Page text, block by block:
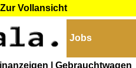
Zur Vollansicht
Jobs
| Gebrauchtwagen